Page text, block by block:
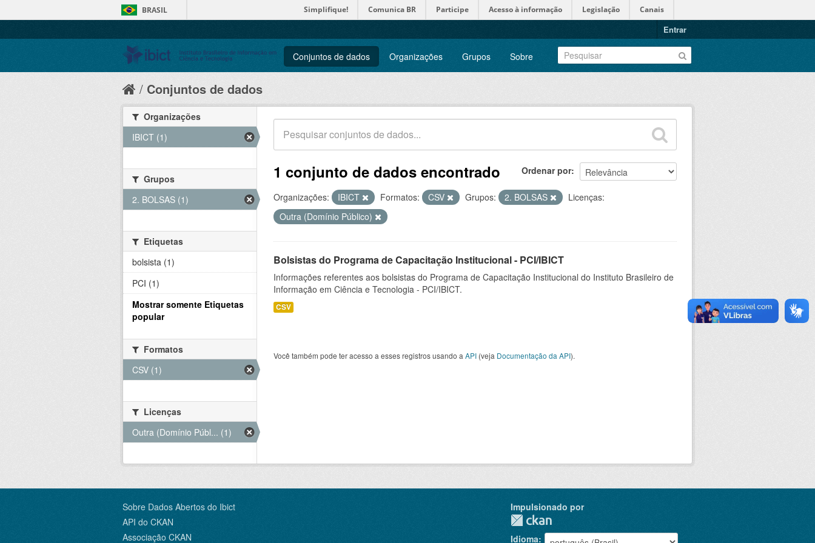
BRASIL Simplifique! Comunica BR Participe Acesso à informação Legislação Canais
Entrar
Conjuntos de dados Organizações Grupos Sobre
Conjuntos de dados
Ordenar por
1 conjunto de dados encontrado
Organizações: IBICT Formatos: CSV Grupos: 2. BOLSAS
Licenças:
Outra (Domínio Público)
Bolsistas do Programa de Capacitação Institucional - PCI/IBICT
Informações referentes aos bolsistas do Programa de Capacitação Institucional do Instituto Brasileiro de
Informação em Ciência e Tecnologia - PCI/IBICT.
CSV
Você também pode ter acesso a esses registros usando a API (veja Documentação da API).
Organizações
IBICT (1)
Grupos
2. BOLSAS (1)
Etiquetas
bolsista (1)
PCI (1)
Mostrar somente Etiquetas
popular
Formatos
CSV (1)
Licenças
Outra (Domínio Públ... (1)
Sobre Dados Abertos do Ibict
API do CKAN
Associação CKAN
Impulsionado por
Idioma